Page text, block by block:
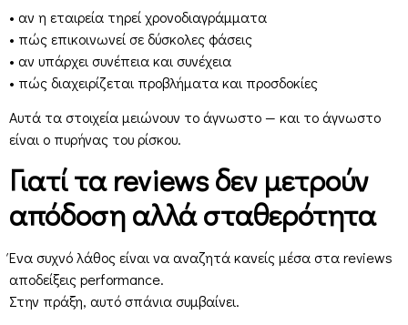
• αν η εταιρεία τηρεί χρονοδιαγράμματα
• πώς επικοινωνεί σε δύσκολες φάσεις
• αν υπάρχει συνέπεια και συνέχεια
• πώς διαχειρίζεται προβλήματα και προσδοκίες
Αυτά τα στοιχεία μειώνουν το άγνωστο — και το άγνωστο
είναι ο πυρήνας του ρίσκου.
Γιατί τα reviews δεν μετρούν
απόδοση αλλά σταθερότητα
Ένα συχνό λάθος είναι να αναζητά κανείς μέσα στα reviews
αποδείξεις performance.
Στην πράξη, αυτό σπάνια συμβαίνει.